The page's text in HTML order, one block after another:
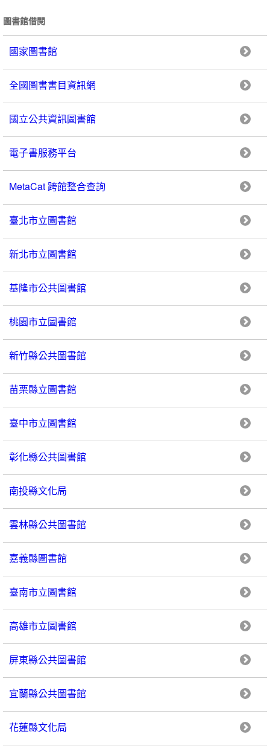
圖書館借閱
國家圖書館
全國圖書書目資訊網
國立公共資訊圖書館
電子書服務平台
MetaCat 跨館整合查詢
臺北市立圖書館
新北市立圖書館
基隆市公共圖書館
桃園市立圖書館
新竹縣公共圖書館
苗栗縣立圖書館
臺中市立圖書館
彰化縣公共圖書館
南投縣文化局
雲林縣公共圖書館
嘉義縣圖書館
臺南市立圖書館
高雄市立圖書館
屏東縣公共圖書館
宜蘭縣公共圖書館
花蓮縣文化局